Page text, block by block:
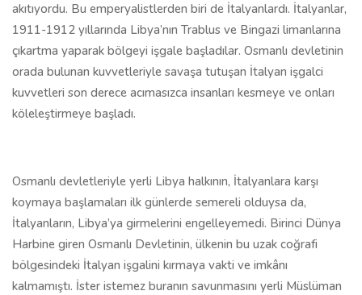
akıtıyordu. Bu emperyalistlerden biri de İtalyanlardı. İtalyanlar,
1911-1912 yıllarında Libya’nın Trablus ve Bingazi limanlarına
çıkartma yaparak bölgeyi işgale başladılar. Osmanlı devletinin
orada bulunan kuvvetleriyle savaşa tutuşan İtalyan işgalci
kuvvetleri son derece acımasızca insanları kesmeye ve onları
köleleştirmeye başladı.
Osmanlı devletleriyle yerli Libya halkının, İtalyanlara karşı
koymaya başlamaları ilk günlerde semereli olduysa da,
İtalyanların, Libya’ya girmelerini engelleyemedi. Birinci Dünya
Harbine giren Osmanlı Devletinin, ülkenin bu uzak coğrafi
bölgesindeki İtalyan işgalini kırmaya vakti ve imkânı
kalmamıştı. İster istemez buranın savunmasını yerli Müslüman